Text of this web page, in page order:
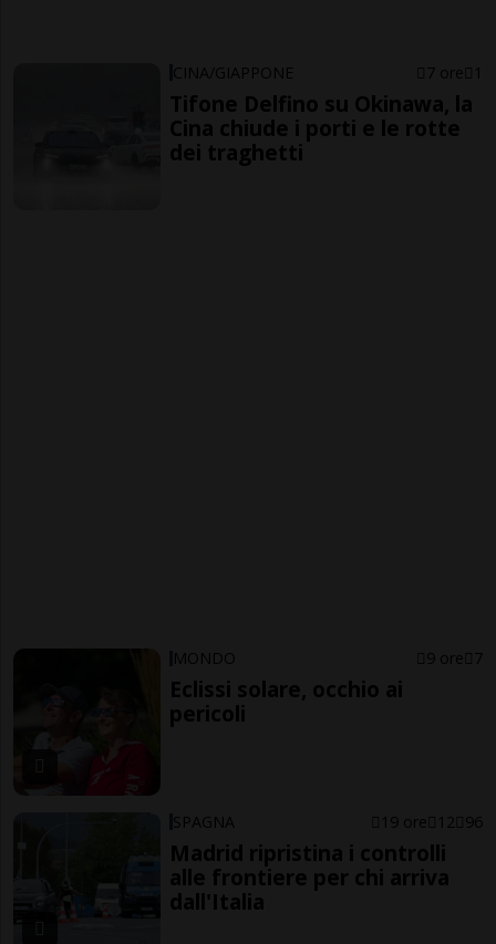
CINA/GIAPPONE 7 ore 1
Tifone Delfino su Okinawa, la
Cina chiude i porti e le rotte
dei traghetti
MONDO 9 ore 7
Eclissi solare, occhio ai
pericoli
SPAGNA 19 ore 12 96
Madrid ripristina i controlli
alle frontiere per chi arriva
dall'Italia